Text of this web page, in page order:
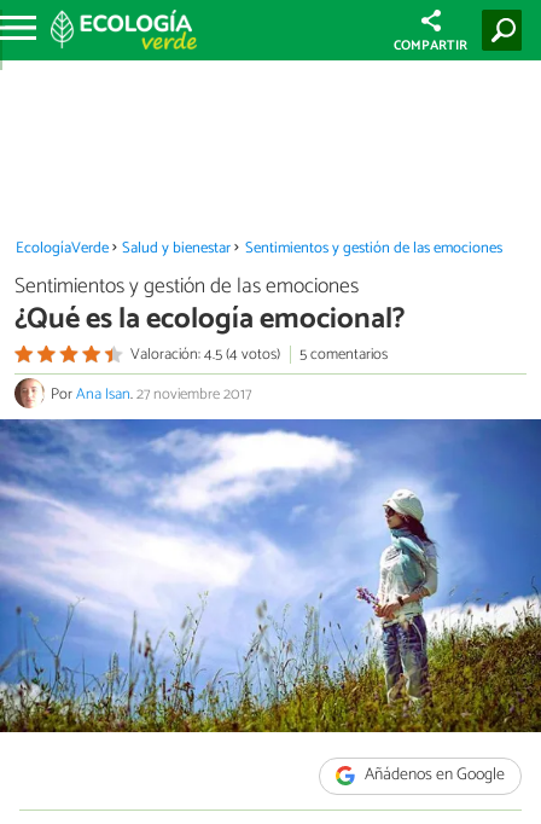
COMPARTIR
EcologíaVerde Salud y bienestar Sentimientos y gestión de las emociones
Sentimientos y gestión de las emociones
¿Qué es la ecología emocional?
Valoración: 4.5 (4 votos)
5 comentarios
PorAna Isan.27 noviembre 2017
Añádenos en Google